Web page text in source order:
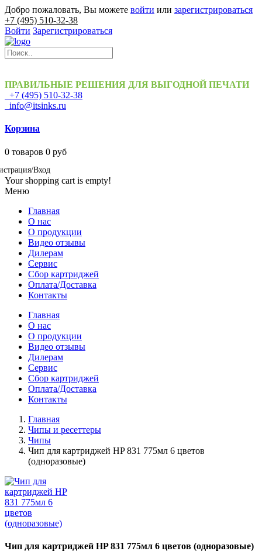
Добро пожаловать, Вы можете войти или зарегистрироваться
+7 (495) 510-32-38
Войти Зарегистрироваться
ПРАВИЛЬНЫЕ РЕШЕНИЯ ДЛЯ ВЫГОДНОЙ ПЕЧАТИ
+7 (495) 510-32-38
info@itsinks.ru
Корзина
0 товаров 0 руб
Вход
Your shopping cart is empty!
Меню
Главная
О нас
О продукции
Видео отзывы
Дилерам
Сервис
Сбор картриджей
Оплата/Доставка
Контакты
Главная
О нас
О продукции
Видео отзывы
Дилерам
Сервис
Сбор картриджей
Оплата/Доставка
Контакты
Главная
Чипы и ресеттеры
Чипы
Чип для картриджей HP 831 775мл 6 цветов
(одноразовые)
Чип для картриджей HP 831 775мл 6 цветов (одноразовые)